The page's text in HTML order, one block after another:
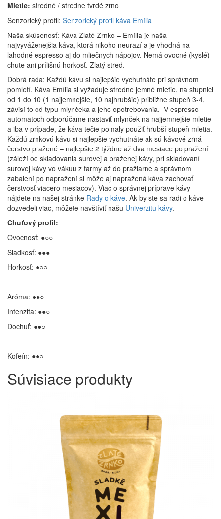
Mletie: stredné / stredne tvrdé zrno
Senzorický profil: Senzorický profil káva Emília
Naša skúsenosť: Káva Zlaté Zrnko – Emília je naša
najvyváženejšia káva, ktorá nikoho neurazí a je vhodná na
lahodné espresso aj do mliečnych nápojov. Nemá ovocné (kyslé)
chute ani prílišnú horkosť. Zlatý stred.
Dobrá rada: Každú kávu si najlepšie vychutnáte pri správnom
pomletí. Káva Emília si vyžaduje stredne jemné mletie, na stupnici
od 1 do 10 (1 najjemnejšie, 10 najhrubšie) približne stupeň 3-4,
závisí to od typu mlynčeka a jeho opotrebovania. V espresso
automatoch odporúčame nastaviť mlynček na najjemnejšie mletie
a iba v prípade, že káva tečie pomaly použiť hrubší stupeň mletia.
Každú zrnkovú kávu si najlepšie vychutnáte ak sú kávové zrná
čerstvo pražené – najlepšie 2 týždne až dva mesiace po pražení
(záleží od skladovania surovej a praženej kávy, pri skladovaní
surovej kávy vo vákuu z farmy až do pražiarne a správnom
zabalení po napražení si môže aj napražená káva zachovať
čerstvosť viacero mesiacov). Viac o správnej príprave kávy
nájdete na našej stránke Rady o káve. Ak by ste sa radi o káve
dozvedeli viac, môžete navštíviť našu Univerzitu kávy.
Chuťový profil:
Ovocnosť: ●○○
Sladkosť: ●●●
Horkosť: ●○○
Aróma: ●●○
Intenzita: ●●○
Dochuť: ●●○
Kofeín: ●●○
Súvisiace produkty